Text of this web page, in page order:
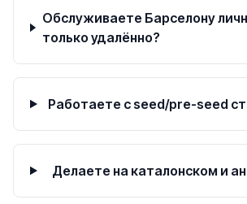
Обслуживаете Барселону
только удалённо?
Работаете с seed/pre-seed
Делаете на каталонском и